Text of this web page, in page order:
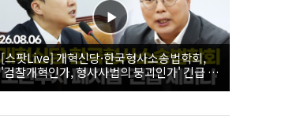
[스팟Live] 개혁신당·한국형사소송법학회,
'검찰개혁인가, 형사사법의 붕괴인가' 긴급 세
미나｜26.08.06